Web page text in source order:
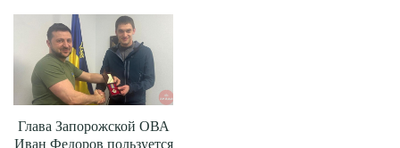
Глава Запорожской ОВА